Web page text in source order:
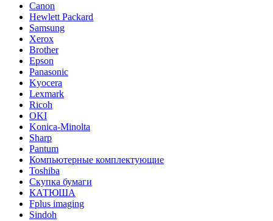
Canon
Hewlett Packard
Samsung
Xerox
Brother
Epson
Panasonic
Kyocera
Lexmark
Ricoh
OKI
Konica-Minolta
Sharp
Pantum
Компьютерные комплектующие
Toshiba
Скупка бумаги
КАТЮША
Fplus imaging
Sindoh